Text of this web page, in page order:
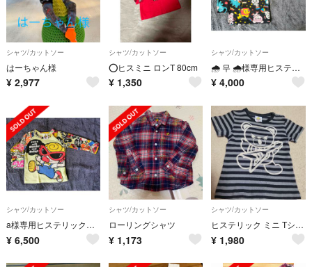
シャツ/カットソー
はーちゃん様
¥ 2,977
シャツ/カットソー
⭕️ヒスミニ ロンT 80cm
¥ 1,350
シャツ/カットソー
🌧 무 🌧様専用ヒステリックミニ ロンT 80〜90cm2点おまとめ
¥ 4,000
シャツ/カットソー
a様専用ヒステリックミニロンT3枚おまとめ
¥ 6,500
シャツ/カットソー
ローリングシャツ
¥ 1,173
シャツ/カットソー
ヒステリック ミニ Tシャツ 80
¥ 1,980